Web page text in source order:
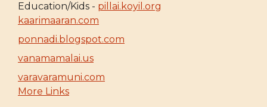
Education/Kids - pillai.koyil.org
kaarimaaran.com
ponnadi.blogspot.com
vanamamalai.us
varavaramuni.com
More Links